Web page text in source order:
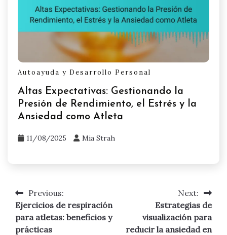
Autoayuda y Desarrollo Personal
Altas Expectativas: Gestionando la
Presión de Rendimiento, el Estrés y la
Ansiedad como Atleta
11/08/2025 Mia Strah
Post
navigation
Previous:
Ejercicios de respiración
para atletas: beneficios y
prácticas
Next:
Estrategias de
visualización para
reducir la ansiedad en